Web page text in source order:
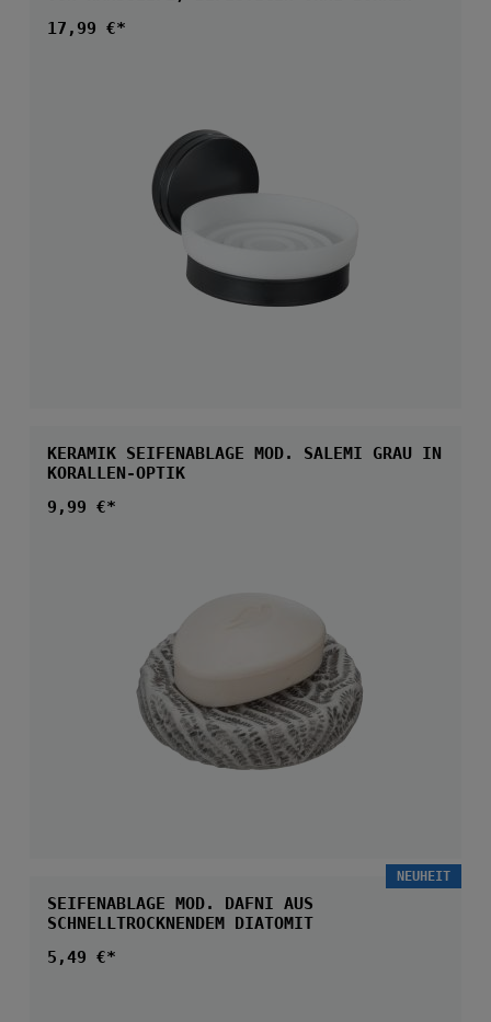
Regulärer Preis:
17,99 €*
KERAMIK SEIFENABLAGE MOD. SALEMI GRAU IN
KORALLEN-OPTIK
Regulärer Preis:
9,99 €*
NEUHEIT
SEIFENABLAGE MOD. DAFNI AUS
SCHNELLTROCKNENDEM DIATOMIT
Regulärer Preis:
5,49 €*